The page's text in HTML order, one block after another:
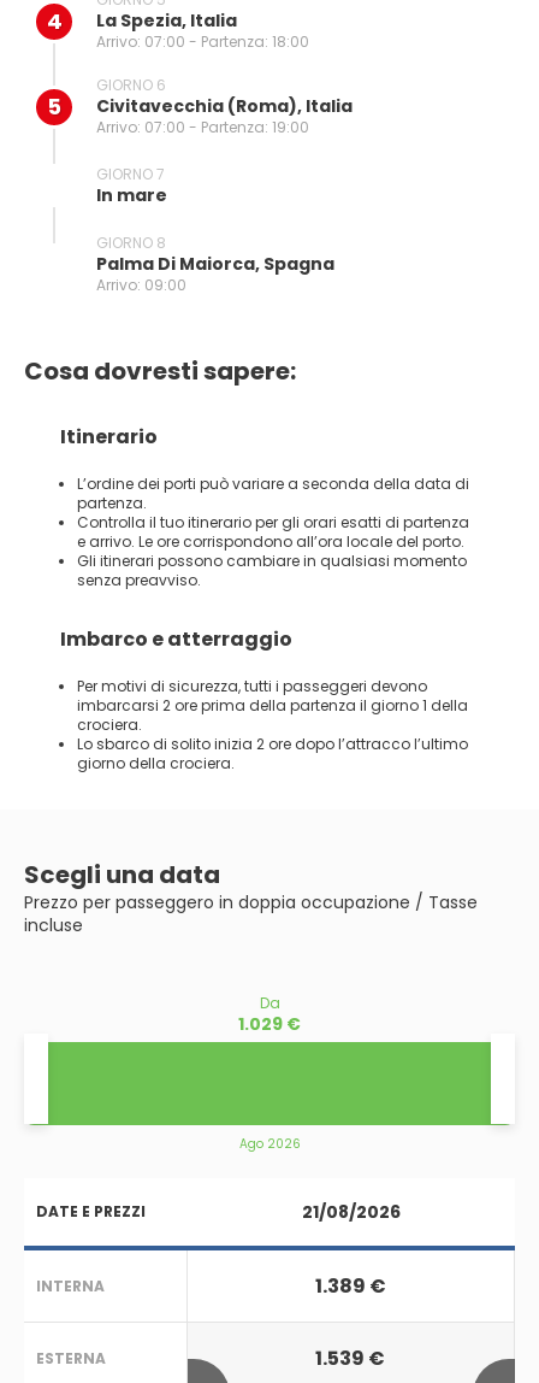
4 La Spezia, Italia
Arrivo: 07:00 - Partenza: 18:00
5
GIORNO 6
Civitavecchia (Roma), Italia
Arrivo: 07:00 - Partenza: 19:00
GIORNO 7
In mare
GIORNO 8
Palma Di Maiorca, Spagna
Arrivo: 09:00
Cosa dovresti sapere:
Itinerario
L’ordine dei porti può variare a seconda della data di
partenza.
Controlla il tuo itinerario per gli orari esatti di partenza
e arrivo. Le ore corrispondono all’ora locale del porto.
Gli itinerari possono cambiare in qualsiasi momento
senza preavviso.
Imbarco e atterraggio
Per motivi di sicurezza, tutti i passeggeri devono
imbarcarsi 2 ore prima della partenza il giorno 1 della
crociera.
Lo sbarco di solito inizia 2 ore dopo l’attracco l’ultimo
giorno della crociera.
Scegli una data
Prezzo per passeggero in doppia occupazione / Tasse
incluse
Da
1.029 €
Ago 2026
DATE E PREZZI
INTERNA
ESTERNA
21/08/2026
1.389 €
1.539 €